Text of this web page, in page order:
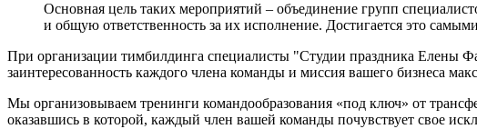
Основная цель таких мероприятий – объединение групп
и общую ответственность за их исполнение. Достигается это
При организации тимбилдинга специалисты "Студии праздника Елены
заинтересованность каждого члена команды и миссия вашего бизнеса
Мы организовываем тренинги командообразования «под ключ» от
оказавшись в которой, каждый член вашей команды почувствует свое